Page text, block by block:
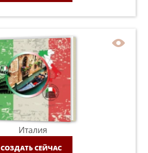
Италия
СОЗДАТЬ СЕЙЧАС